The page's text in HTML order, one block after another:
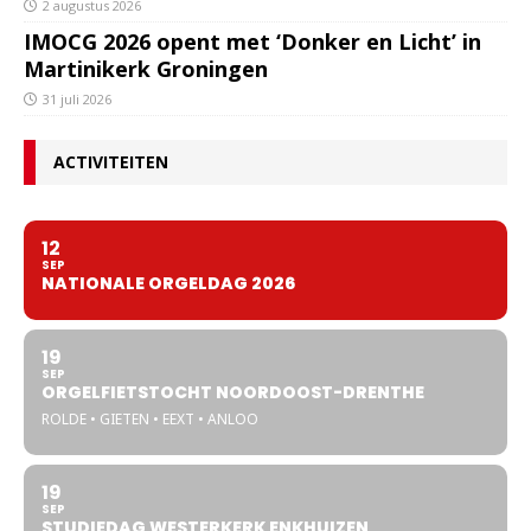
2 augustus 2026
IMOCG 2026 opent met ‘Donker en Licht’ in
Martinikerk Groningen
31 juli 2026
ACTIVITEITEN
12
SEP
NATIONALE ORGELDAG 2026
19
SEP
ORGELFIETSTOCHT NOORDOOST-DRENTHE
ROLDE • GIETEN • EEXT • ANLOO
19
SEP